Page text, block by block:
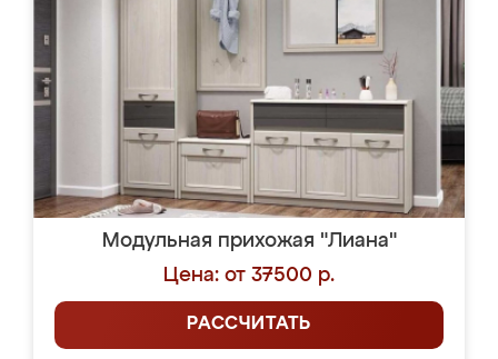
Модульная прихожая "Лиана"
Цена: от 37500 р.
РАССЧИТАТЬ